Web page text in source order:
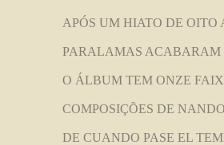
APÓS UM HIATO DE OITO
PARALAMAS ACABARAM
O ÁLBUM TEM ONZE
COMPOSIÇÕES DE
DE CUANDO PASE EL